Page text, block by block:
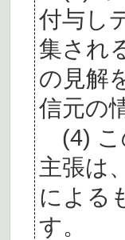
付与し
集され
の見解
信元の
(4) こ
主張は
による
す。